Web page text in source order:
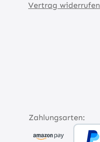
Vertrag widerrufen
Zahlungsarten: